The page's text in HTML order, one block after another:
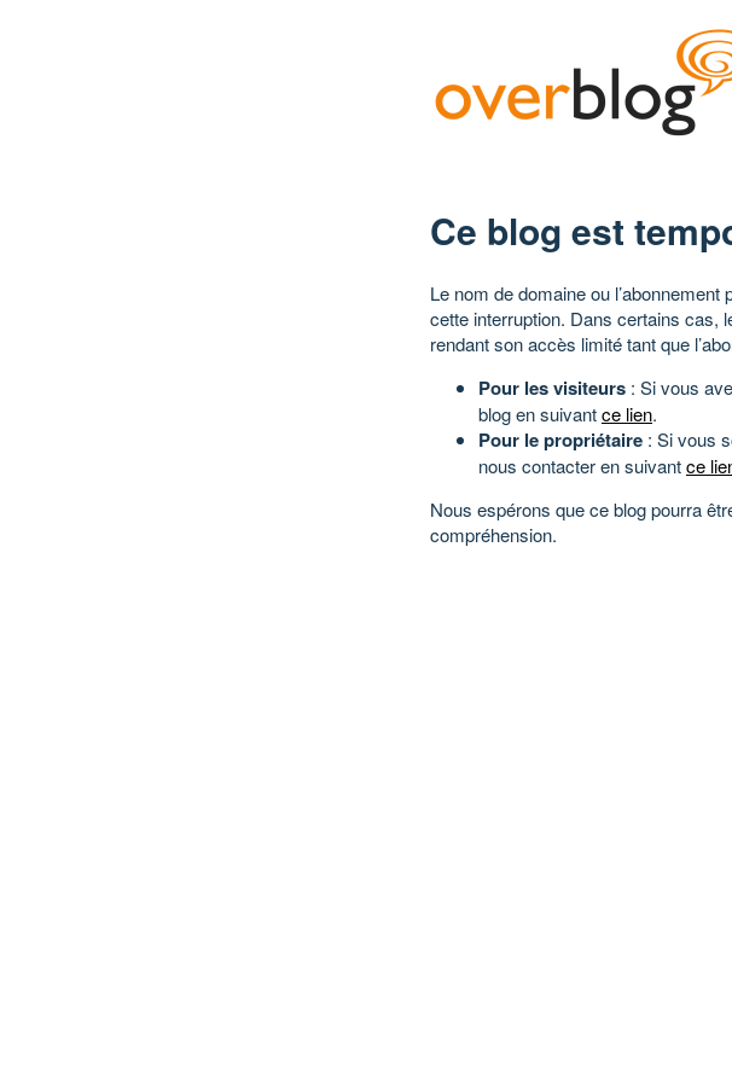
Ce blog est
Le nom de domaine ou
cette interruption. Dans certains cas,
rendant son accès limité tant que
Pour les visiteurs : Si vous
blog en suivantce lien.
Pour le propriétaire : Si vous
nous contacter en suivantce
Nous espérons que ce blog pourra
compréhension.